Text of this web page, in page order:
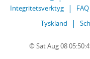
Integritetsverktyg
FAQ
Tyskland
© Sat Aug 08